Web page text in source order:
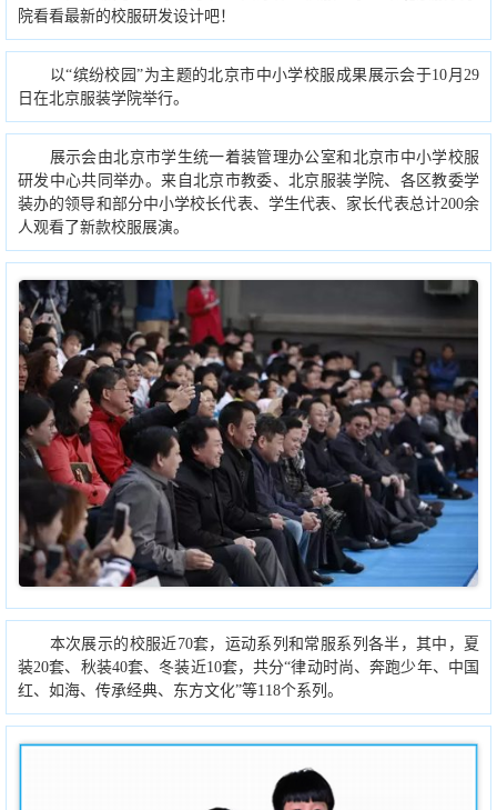
院看看最新的校服研发设计吧！
以“缤纷校园”为主题的北京市中小学校服成果展示会于10月29
日在北京服装学院举行。
展示会由北京市学生统一着装管理办公室和北京市中小学校服
研发中心共同举办。来自北京市教委、北京服装学院、各区教委学
装办的领导和部分中小学校长代表、学生代表、家长代表总计200余
人观看了新款校服展演。
本次展示的校服近70套，运动系列和常服系列各半，其中，夏
装20套、秋装40套、冬装近10套，共分“律动时尚、奔跑少年、中国
红、如海、传承经典、东方文化”等118个系列。